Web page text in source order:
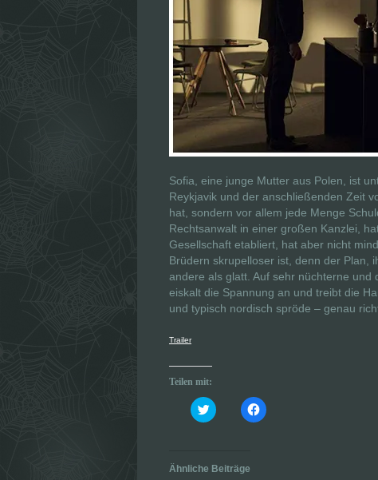
Sofia, eine junge Mutter aus Polen, ist
Reykjavik und der anschließenden Zeit
hat, sondern vor allem jede Menge
Rechtsanwalt in einer großen Kanzlei,
Gesellschaft etabliert, hat aber nicht
Brüdern skrupelloser ist, denn der Plan,
andere als glatt. Auf sehr nüchterne
eiskalt die Spannung an und treibt die
und typisch nordisch spröde – genau
Trailer
Teilen mit:
K
l
u
m
K
l
Ähnliche Beiträge